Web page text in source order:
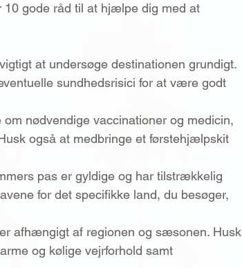
gode råd til at hjælpe dig med at
at undersøge destinationen grundigt.
sundhedsrisici for at være godt
nødvendige vaccinationer og medicin,
også at medbringe et førstehjælpskit
pas er gyldige og har tilstrækkelig
for det specifikke land, du besøger,
afhængigt af regionen og sæsonen. Husk
og kølige vejrforhold samt